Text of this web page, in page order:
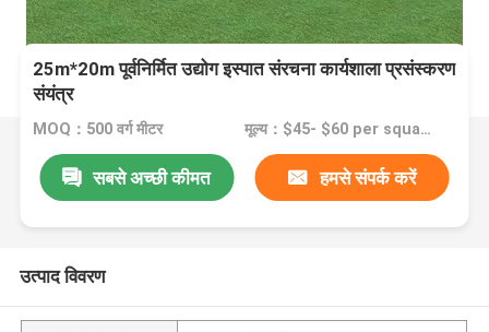
25m*20m पूर्वनिर्मित उद्योग इस्पात संरचना कार्यशाला प्रसंस्करण
संयंत्र
MOQ：500 वर्ग मीटर मूल्य：$45- $60 per square meter
सबसे अच्छी कीमत हमसे संपर्क करें
उत्पाद विवरण